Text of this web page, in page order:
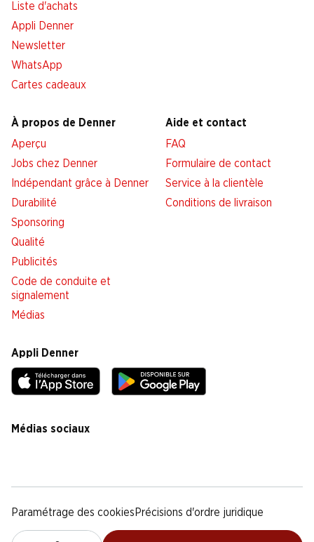
Liste d'achats
Appli Denner
Newsletter
WhatsApp
Cartes cadeaux
À propos de Denner
Aperçu
Jobs chez Denner
Indépendant grâce à Denner
Durabilité
Sponsoring
Qualité
Publicités
Code de conduite et
signalement
Médias
Aide et contact
FAQ
Formulaire de contact
Service à la clientèle
Conditions de livraison
Appli Denner
Médias sociaux
Paramétrage des cookies Précisions d'ordre juridique
Déclaration de protection des donnéesNotice légaleCG